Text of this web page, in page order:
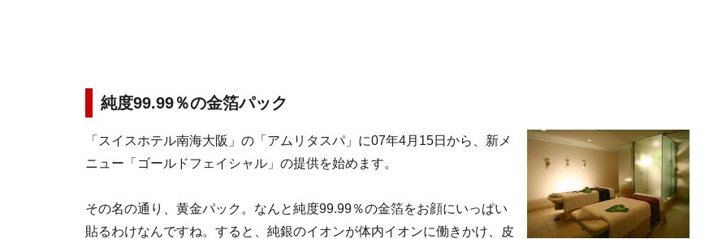
純度99.99％の金箔パック
「スイスホテル南海大阪」の「アムリタスパ」に07年4月15日から、新メ
ニュー「ゴールドフェイシャル」の提供を始めます。
その名の通り、黄金パック。なんと純度99.99％の金箔をお顔にいっぱい
貼るわけなんですね。すると、純銀のイオンが体内イオンに働きかけ、皮